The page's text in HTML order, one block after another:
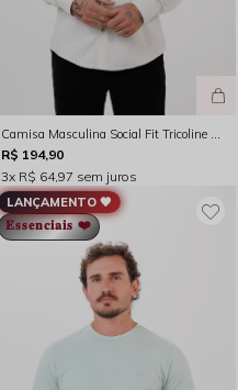
Camisa Masculina Social Fit Tricoline Manga Longa Areia Rocksham - FC264025 - 90008
R$ 194,90
3x R$ 64,97 sem juros
𝐄𝐬𝐬𝐞𝐧𝐜𝐢𝐚𝐢𝐬 ❤️
LANÇAMENTO 🖤